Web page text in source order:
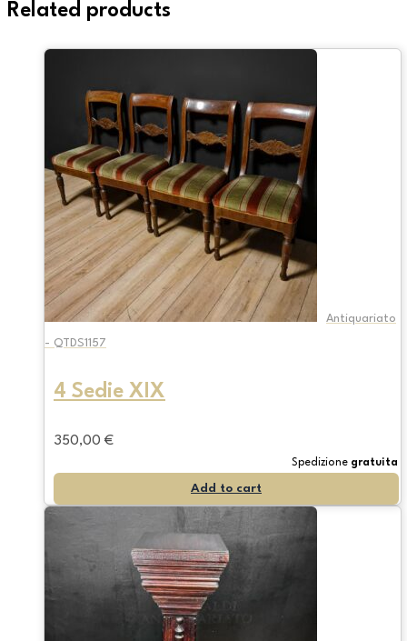
Related products
Antiquariato
- QTDS1157
4 Sedie XIX
350,00 €
Spedizione gratuita
Add to cart